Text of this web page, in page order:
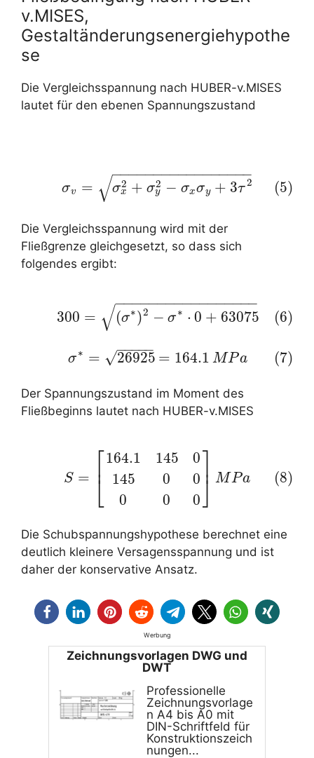
v.MISES,
Gestaltänderungsenergiehypothe
se
Die Vergleichsspannung nach HUBER-v.MISES
lautet für den ebenen Spannungszustand
σv = σ2
x + σ2
y − σxσy + 3τ 2
− −
−−−−−−−−−−−−−−−
√ (5)
v= σ 2 y τ 2
Die Vergleichsspannung wird mit der
Fließgrenze gleichgesetzt, so dass sich
folgendes ergibt:
300 = (σ∗)2 − σ∗ ⋅ 0 + 63075
− −
−−−−−−−−−−−−−−−
√ (6)
(6) 300= σ∗) ∗⋅ +63075
σ∗ = 26925
− −
−−−
√ = 164.1 MPa (7)
(7) σ∗=26925= 164.1M Pa
Der Spannungszustand im Moment des
Fließbeginns lautet nach HUBER-v.MISES
S = ⎡
⎣
⎢ 164.1
145
0
145
0
0
0
0
0
⎤
⎦⎥ MPa (8)
164.1145 0145 00
Die Schubspannungshypothese berechnet eine
deutlich kleinere Versagensspannung und ist
daher der konservative Ansatz.
Werbung
Zeichnungs­vorlagen DWG und
DWT
Professionelle
Zeichnungsvorlage
n A4 bis A0 mit
DIN-Schriftfeld für
Konstruktionszeich
nungen...